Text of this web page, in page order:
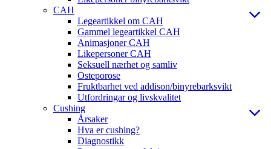
CAH
Legeartikkel om CAH
Gammel legeartikkel CAH
Animasjoner CAH
Likepersoner CAH
Seksuell nærhet og samliv
Osteporose
Fruktbarhet ved addison/binyrebarksvikt
Utfordringar og livskvalitet
Cushing
Årsaker
Hva er cushing?
Diagnostikk